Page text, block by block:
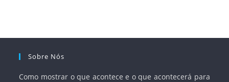
Sobre Nós
Como mostrar o que acontece e o que acontecerá para